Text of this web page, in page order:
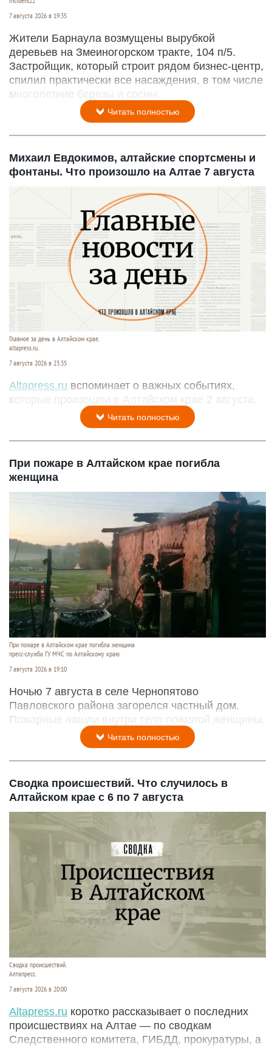
7 августа 2026 в 19:35
Жители Барнаула возмущены вырубкой
деревьев на Змеиногорском тракте, 104 п/5.
Застройщик, который строит рядом бизнес-центр,
спилил практически все насаждения, в том числе
многолетние березы и сосны.
Читать полностью
Михаил Евдокимов, алтайские спортсмены и
фонтаны. Что произошло на Алтае 7 августа
Главное за день в Алтайском крае.
altapress.ru.
7 августа 2026 в 23:35
Altapress.ru вспоминает о важных событиях,
которые произошли в Алтайском крае 2 августа.
Читать полностью
При пожаре в Алтайском крае погибла
женщина
При пожаре в Алтайском крае погибла женщина
пресс-служба ГУ МЧС по Алтайскому краю
7 августа 2026 в 19:10
Ночью 7 августа в селе Чернопятово
Павловского района загорелся частный дом.
Пожарные нашли внутри тело пожилой женщины.
Читать полностью
Сводка происшествий. Что случилось в
Алтайском крае с 6 по 7 августа
Сводка происшествий.
Алтапресс.
7 августа 2026 в 20:00
Аltapress.ru коротко рассказывает о последних
происшествиях на Алтае — по сводкам
Следственного комитета, ГИБДД, прокуратуры, а